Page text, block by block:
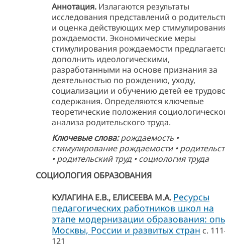
Аннотация. Излагаются результаты
исследования представлений о
и оценка действующих мер
рождаемости. Экономические меры
стимулирования рождаемости
дополнить идеологическими,
разработанными на основе признания за
деятельностью по рождению, уходу,
социализации и обучению детей ее
содержания. Определяются ключевые
теоретические положения
анализа родительского труда.
Kлючевые слова:рождаемость •
стимулирование рождаемости •
• родительский труд • социология труда
СОЦИОЛОГИЯ ОБРАЗОВАНИЯ
КУЛАГИНА Е.В., ЕЛИСЕЕВА М.А. Ресурсы
педагогических работников школ на
этапе модернизации образования:
Москвы, России и развитых стран с.
121